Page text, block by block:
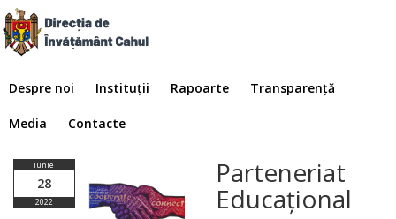
Despre noi Instituții Rapoarte Transparență
Media Contacte
iunie
28
2022
Parteneriat
Educațional